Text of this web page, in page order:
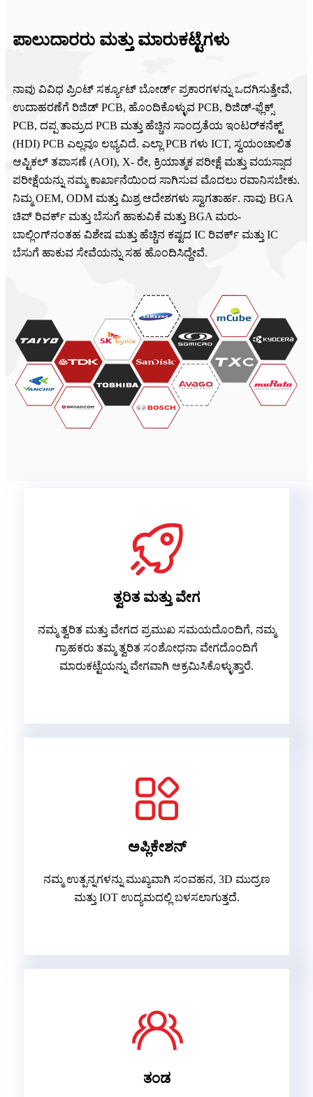
ಪಾಲುದಾರರು ಮತ್ತು ಮಾರುಕಟ್ಟೆಗಳು
ನಾವು ವಿವಿಧ ಪ್ರಿಂಟ್ ಸರ್ಕ್ಯೂಟ್ ಬೋರ್ಡ್ ಪ್ರಕಾರಗಳನ್ನು ಒದಗಿಸುತ್ತೇವೆ,
ಉದಾಹರಣೆಗೆ ರಿಜಿಡ್ PCB, ಹೊಂದಿಕೊಳ್ಳುವ PCB, ರಿಜಿಡ್-ಫ್ಲೆಕ್ಸ್
PCB, ದಪ್ಪ ತಾಮ್ರದ PCB ಮತ್ತು ಹೆಚ್ಚಿನ ಸಾಂದ್ರತೆಯ ಇಂಟರ್‌ಕನೆಕ್ಟ್
(HDI) PCB ಎಲ್ಲವೂ ಲಭ್ಯವಿದೆ. ಎಲ್ಲಾ PCB ಗಳು ICT, ಸ್ವಯಂಚಾಲಿತ
ಆಪ್ಟಿಕಲ್ ತಪಾಸಣೆ (AOI), X- ರೇ, ಕ್ರಿಯಾತ್ಮಕ ಪರೀಕ್ಷೆ ಮತ್ತು ವಯಸ್ಸಾದ
ಪರೀಕ್ಷೆಯನ್ನು ನಮ್ಮ ಕಾರ್ಖಾನೆಯಿಂದ ಸಾಗಿಸುವ ಮೊದಲು ರವಾನಿಸಬೇಕು.
ನಿಮ್ಮ OEM, ODM ಮತ್ತು ಮಿಶ್ರ ಆದೇಶಗಳು ಸ್ವಾಗತಾರ್ಹ. ನಾವು BGA
ಚಿಪ್ ರಿವರ್ಕ್ ಮತ್ತು ಬೆಸುಗೆ ಹಾಕುವಿಕೆ ಮತ್ತು BGA ಮರು-
ಬಾಲ್ಲಿಂಗ್‌ನಂತಹ ವಿಶೇಷ ಮತ್ತು ಹೆಚ್ಚಿನ ಕಷ್ಟದ IC ರಿವರ್ಕ್ ಮತ್ತು IC
ಬೆಸುಗೆ ಹಾಕುವ ಸೇವೆಯನ್ನು ಸಹ ಹೊಂದಿಸಿದ್ದೇವೆ.
ತ್ವರಿತ ಮತ್ತು ವೇಗ
ನಮ್ಮ ತ್ವರಿತ ಮತ್ತು ವೇಗದ ಪ್ರಮುಖ ಸಮಯದೊಂದಿಗೆ, ನಮ್ಮ
ಗ್ರಾಹಕರು ತಮ್ಮ ತ್ವರಿತ ಸಂಶೋಧನಾ ವೇಗದೊಂದಿಗೆ
ಮಾರುಕಟ್ಟೆಯನ್ನು ವೇಗವಾಗಿ ಆಕ್ರಮಿಸಿಕೊಳ್ಳುತ್ತಾರೆ.
ಅಪ್ಲಿಕೇಶನ್
ನಮ್ಮ ಉತ್ಪನ್ನಗಳನ್ನು ಮುಖ್ಯವಾಗಿ ಸಂವಹನ, 3D ಮುದ್ರಣ
ಮತ್ತು IOT ಉದ್ಯಮದಲ್ಲಿ ಬಳಸಲಾಗುತ್ತದೆ.
ತಂಡ